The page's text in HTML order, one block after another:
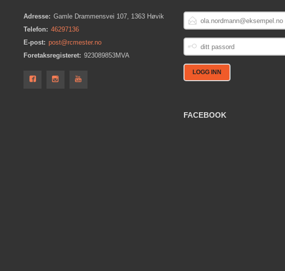
Adresse: Gamle Drammensvei 107, 1363 Høvik
Telefon: 46297136
E-post: post@rcmester.no
Foretaksregisteret: 923089853MVA
E-
POSTADRESSE
DITT
PASSORD
FACEBOOK